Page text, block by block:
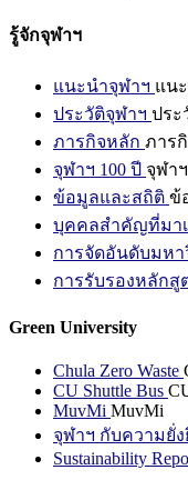
รู้จักจุฬาฯ
แนะนำจุฬาฯ แน
ประวัติจุฬาฯ ประ
ภารกิจหลัก ภาร
จุฬาฯ 100 ปี จุฬา
ข้อมูลและสถิติ ข้
บุคคลสำคัญที่มา
การจัดอันดับมหา
การรับรองหลักสู
Green University
Chula Zero Waste
CU Shuttle Bus
MuvMi MuvMi
จุฬาฯ กับความยั่
Sustainability